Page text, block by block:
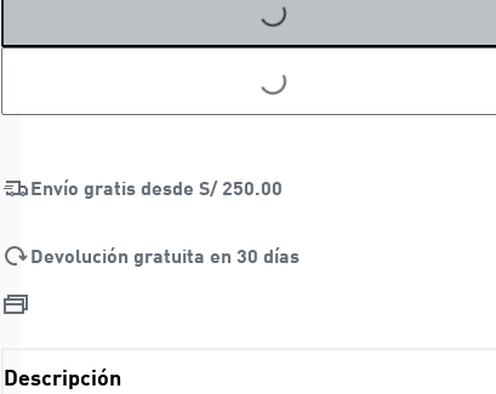
LOADING...
LOADING...
Envío gratis desde S/ 250.00
Devolución gratuita en 30 días
Descripción